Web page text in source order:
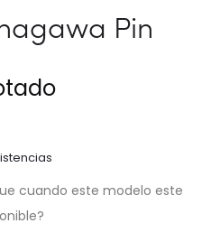
Pin
cuando este modelo este